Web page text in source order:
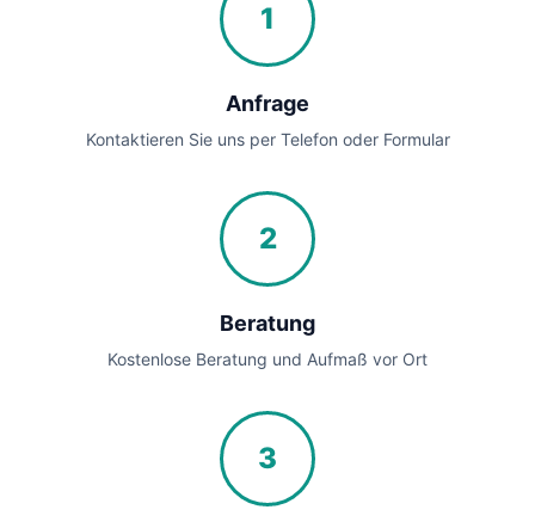
1
Anfrage
Kontaktieren Sie uns per Telefon oder Formular
2
Beratung
Kostenlose Beratung und Aufmaß vor Ort
3